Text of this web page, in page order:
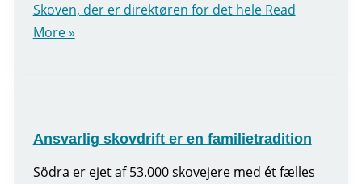
Skoven, der er direktøren for det heleRead
More »
Ansvarlig skovdrift er en familietradition
Södra er ejet af 53.000 skovejere med ét fælles